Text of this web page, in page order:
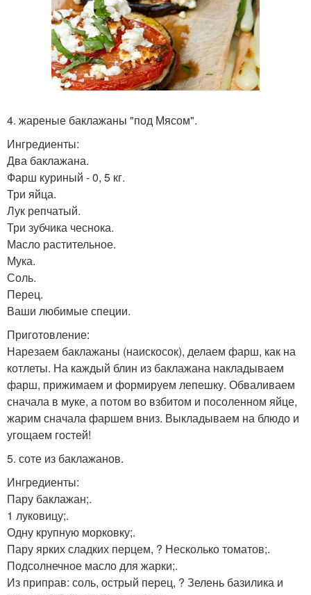
4. жареные баклажаны "под Мясом".
Ингредиенты:
Два баклажана.
Фарш куриный - 0, 5 кг.
Три яйца.
Лук репчатый.
Три зубчика чеснока.
Масло растительное.
Мука.
Соль.
Перец.
Ваши любимые специи.
Приготовление:
Нарезаем баклажаны (наискосок), делаем фарш, как на
котлеты. На каждый блин из баклажана накладываем
фарш, прижимаем и формируем лепешку. Обваливаем
сначала в муке, а потом во взбитом и посоленном яйце,
жарим сначала фаршем вниз. Выкладываем на блюдо и
угощаем гостей!
5. соте из баклажанов.
Ингредиенты:
Пару баклажан;.
1 луковицу;.
Одну крупную морковку;.
Пару ярких сладких перцем, ? Несколько томатов;.
Подсолнечное масло для жарки;.
Из приправ: соль, острый перец, ? Зелень базилика и